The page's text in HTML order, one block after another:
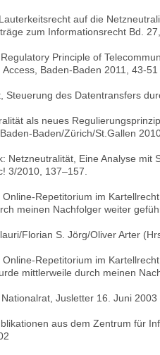
auf die
zum Informationsrecht Bd.
Principle of
Baden-Baden 2011, 43-51
Steuerung des Datentransfers
als neues
Baden/Zürich/St.Gallen
Netzneutralität, Eine Analyse
3/2010, 137–157.
Repetitorium im
meinen Nachfolger weiter
Florian S. Jörg/Oliver Arter
Repetitorium im
mittlerweile durch meinen
Jusletter 16. Juni 2003
aus dem Zentrum für